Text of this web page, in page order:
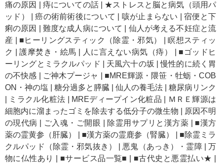
痛の原因
痔についての話| ★ストレスと脳と病気（頭用パ
ッド）
|癌の術前術後について 咳が止まらない |宿便と下
痢の原因
難度な成人病について
仙人が考える不妊症と流
産
■ヒーリングスティック（除霊・邪気） |瞑想スティッ
ク
|護摩焚き・絵馬 人に言えない病気（痔）
■ゴッドヒ
ーリングとミラクルパッド
天風六十の坂 |慢性的に続く胃
の不快感
ご神木プージャ
■MRE輝源・隈笹・牡蛎・COB
ON・神の塩
糖分過多と膵臓 仙人の養毛法
糖尿病リンク
ミラクル化粧法 MREディープイン化粧品
ＭＲＥ輝源は
細胞内に溜まったゴミを除去する低分子の微生物
原因不明
の現代病
ご入魂・ご開眼 除霊用サプリと漢方薬
■漢方
薬の霊黄参（肝臓）
■漢方薬の霊鹿参（腎臓）
■除霊ミラ
クルパッド（除霊・邪気抜き）
悪鬼（あっき）・霊障|万
物に仏性あり
■サービス品一覧■ ■古代史と悪霊払い★